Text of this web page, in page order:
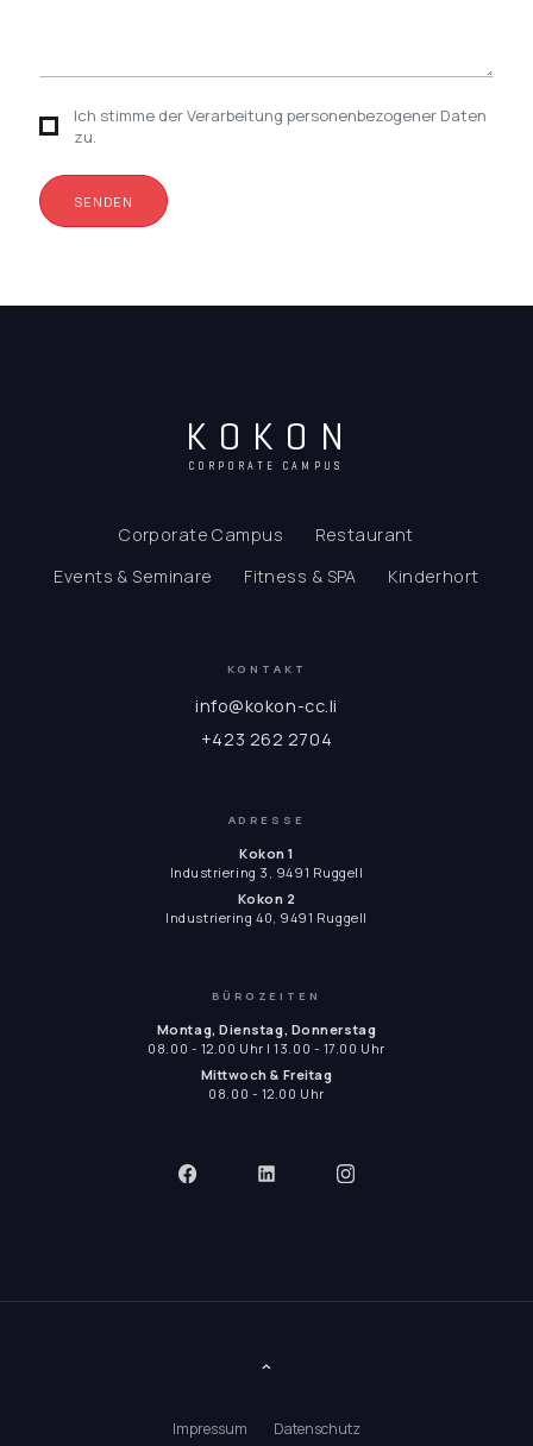
Ich stimme der Verarbeitung personenbezogener Daten
zu.
KOKON
CORPORATE CAMPUS
Corporate Campus
Restaurant
Events & Seminare
Fitness & SPA Kinderhort
KONTAKT
info@kokon-cc.li
+423 262 2704
ADRESSE
Kokon 1
Industriering 3, 9491 Ruggell
Kokon 2
Industriering 40, 9491 Ruggell
BÜROZEITEN
Montag, Dienstag, Donnerstag
08.00 - 12.00 Uhr | 13.00 - 17.00 Uhr
Mittwoch & Freitag
08.00 - 12.00 Uhr
Impressum Datenschutz